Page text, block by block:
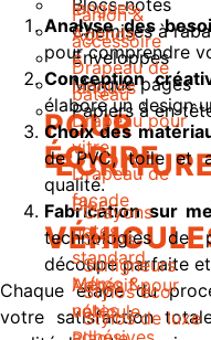
Fanion &
accessoire
Drapeau de
bateau
Drapeau pour
vitre
Drapeau de
façade
Adhésif pour
véhicule
langues
Agenda
6
langues
POUR
ÉCRIRE
Bloc-
notes
standard
Mémo &
notes
Blocs-notes
Chemises à
Enveloppes
Marque pages
Papiers à en-
Crayons
Stylos
Surligneurs
Stylos éco
Stylos de luxe
Analyse des
pour comprendre
Conception
élabore un design
Choix des
de PVC, toile et
qualité.
Fabrication sur
technologies de
découpe parfaite
Chaque étape du
votre satisfaction